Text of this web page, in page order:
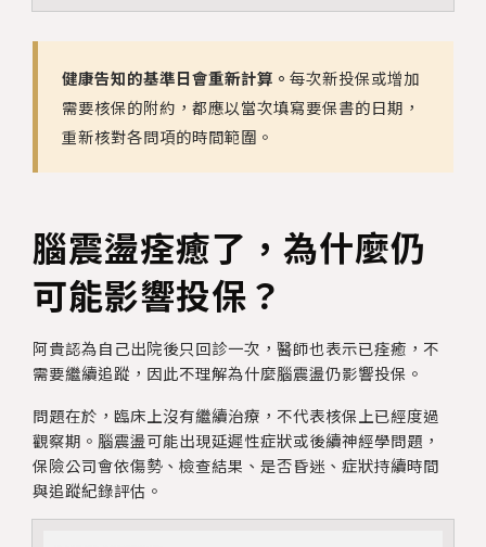
健康告知的基準日會重新計算。 每次新投保或增加
需要核保的附約，都應以當次填寫要保書的日期，
重新核對各問項的時間範圍。
腦震盪痊癒了，為什麼仍
可能影響投保？
阿貴認為自己出院後只回診一次，醫師也表示已痊癒，不
需要繼續追蹤，因此不理解為什麼腦震盪仍影響投保。
問題在於，臨床上沒有繼續治療，不代表核保上已經度過
觀察期。腦震盪可能出現延遲性症狀或後續神經學問題，
保險公司會依傷勢、檢查結果、是否昏迷、症狀持續時間
與追蹤紀錄評估。